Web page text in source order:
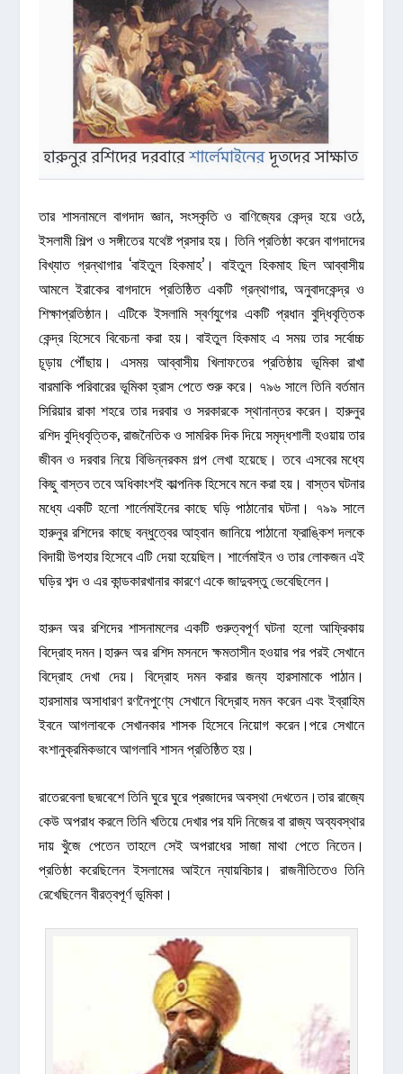
তার শাসনামলে বাগদাদ জ্ঞান, সংস্কৃতি ও বাণিজ্যের কেন্দ্র হয়ে ওঠে,
ইসলামী শিল্প ও সঙ্গীতের যথেষ্ট প্রসার হয়। তিনি প্রতিষ্ঠা করেন বাগদাদের
বিখ্যাত গ্রন্থাগার ‘বাইতুল হিকমাহ’। বাইতুল হিকমাহ ছিল আব্বাসীয়
আমলে ইরাকের বাগদাদে প্রতিষ্ঠিত একটি গ্রন্থাগার, অনুবাদকেন্দ্র ও
শিক্ষাপ্রতিষ্ঠান। এটিকে ইসলামি স্বর্ণযুগের একটি প্রধান বুদ্ধিবৃত্তিক
কেন্দ্র হিসেবে বিবেচনা করা হয়। বাইতুল হিকমাহ এ সময় তার সর্বোচ্চ
চূড়ায় পৌঁছায়। এসময় আব্বাসীয় খিলাফতের প্রতিষ্ঠায় ভূমিকা রাখা
বারমাকি পরিবারের ভূমিকা হ্রাস পেতে শুরু করে। ৭৯৬ সালে তিনি বর্তমান
সিরিয়ার রাকা শহরে তার দরবার ও সরকারকে স্থানান্তর করেন। হারুনুর
রশিদ বুদ্ধিবৃত্তিক, রাজনৈতিক ও সামরিক দিক দিয়ে সমৃদ্ধশালী হওয়ায় তার
জীবন ও দরবার নিয়ে বিভিন্নরকম গল্প লেখা হয়েছে। তবে এসবের মধ্যে
কিছু বাস্তব তবে অধিকাংশই কাল্পনিক হিসেবে মনে করা হয়। বাস্তব ঘটনার
মধ্যে একটি হলো শার্লেমাইনের কাছে ঘড়ি পাঠানোর ঘটনা। ৭৯৯ সালে
হারুনুর রশিদের কাছে বন্ধুত্বের আহ্বান জানিয়ে পাঠানো ফ্রাঙ্কিশ দলকে
বিদায়ী উপহার হিসেবে এটি দেয়া হয়েছিল। শার্লেমাইন ও তার লোকজন এই
ঘড়ির শব্দ ও এর কান্ডকারখানার কারণে একে জাদুবস্তু ভেবেছিলেন।
হারুন অর রশিদের শাসনামলের একটি গুরুত্বপূর্ণ ঘটনা হলো আফ্রিকায়
বিদ্রোহ দমন।হারুন অর রশিদ মসনদে ক্ষমতাসীন হওয়ার পর পরই সেখানে
বিদ্রোহ দেখা দেয়। বিদ্রোহ দমন করার জন্য হারসামাকে পাঠান।
হারসামার অসাধারণ রণনৈপুণ্যে সেখানে বিদ্রোহ দমন করেন এবং ইব্রাহিম
ইবনে আগলাবকে সেখানকার শাসক হিসেবে নিয়োগ করেন।পরে সেখানে
বংশানুক্রমিকভাবে আগলাবি শাসন প্রতিষ্ঠিত হয়।
রাতেরবেলা ছদ্মবেশে তিনি ঘুরে ঘুরে প্রজাদের অবস্থা দেখতেন।তার রাজ্যে
কেউ অপরাধ করলে তিনি খতিয়ে দেখার পর যদি নিজের বা রাজ্য অব্যবস্থার
দায় খুঁজে পেতেন তাহলে সেই অপরাধের সাজা মাথা পেতে নিতেন।
প্রতিষ্ঠা করেছিলেন ইসলামের আইনে ন্যায়বিচার। রাজনীতিতেও তিনি
রেখেছিলেন বীরত্বপূর্ণ ভূমিকা।